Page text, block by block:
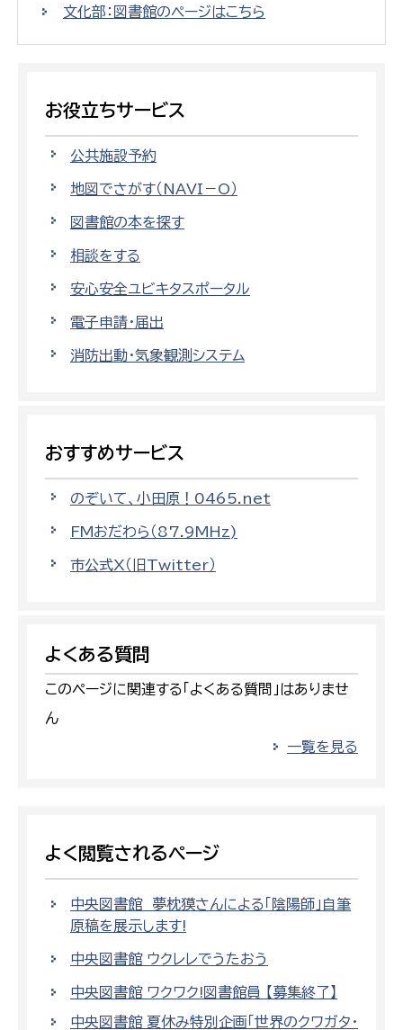
文化部：図書館のページはこちら
お役立ちサービス
公共施設予約
地図でさがす（NAVI－O）
図書館の本を探す
相談をする
安心安全ユビキタスポータル
電子申請・届出
消防出動・気象観測システム
おすすめサービス
のぞいて、小田原！0465.net
FMおだわら（87.9MHz)
市公式X（旧Twitter）
よくある質問
このページに関連する「よくある質問」はありませ
ん
一覧を見る
よく閲覧されるページ
中央図書館 夢枕獏さんによる「陰陽師」自筆
原稿を展示します!
中央図書館 ウクレレでうたおう
中央図書館 ワクワク!図書館員 【募集終了】
中央図書館 夏休み特別企画「世界のクワガタ・